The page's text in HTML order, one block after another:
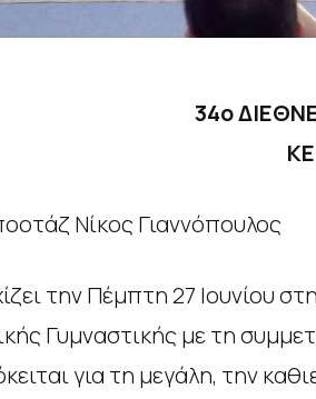
34ο
Νίκος Γιαννόπουλος
την Πέμπτη 27 Ιουνίου
Γυμναστικής με τη
για τη μεγάλη, την